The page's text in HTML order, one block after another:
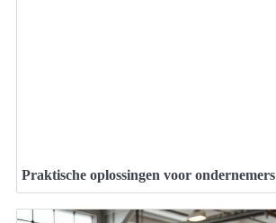
Praktische oplossingen voor ondernemers